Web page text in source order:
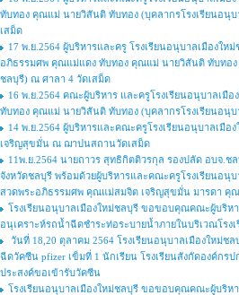
ทับทอง คุณแม่ นายวิสันติ ทับทอง (บุคลากรโรงเรียนอนุ
เสม็ด
17 พ.ย.2564 ผู้บริหารและครู โรงเรียนอนุบาลเมืองให
อภิธรรมศพ คุณแม่แดง ทับทอง คุณแม่ นายวิสันติ ทับทอง
ชลบุรี) ณ ศาลา 4 วัดเสม็ด
16 พ.ย.2564 คณะผู้บริหาร และครูโรงเรียนอนุบาลเ
ทับทอง คุณแม่ นายวิสันติ ทับทอง (บุคลากรโรงเรียนอนุ
14 พ.ย.2564 ผู้บริหารและคณะครูโรงเรียนอนุบาลเมื
เจริญสุขมั่น ณ ฌาปนสถานวัดเสม็ด
11พ.ย.2564 นายถาวร สุทธิกิตติวรกุล รองปลัด อบจ.
จังหวัดชลบุรี พร้อมด้วยผู้บริหารและคณะครูโรงเรียนอนุบ
สวดพระอภิธรรมศพ คุณแม่สมจิต เจริญสุขมั่น มารดา คุ
โรงเรียนอนุบาลเมืองใหม่ชลบุรี ขอขอบคุณคณะผู้บริห
อนุเคราะห์รถน้ำฉีดชำระท่อระบายน้ำภายในบริเวณโรงเ
วันที่ 18,20 ตุลาคม 2564 โรงเรียนอนุบาลเมืองใหม่ช
ฉีดวัคซีน pfizer เข็มที่ 1 นักเรียน โรงเรียนสังกัดองค์กร
ประสงค์ขอเข้ารับวัคซีน
โรงเรียนอนุบาลเมืองใหม่ชลบุรี ขอขอบคุณคณะผู้บริห